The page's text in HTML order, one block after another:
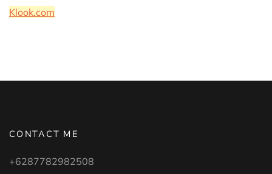
Klook.com
CONTACT ME
+6287782982508